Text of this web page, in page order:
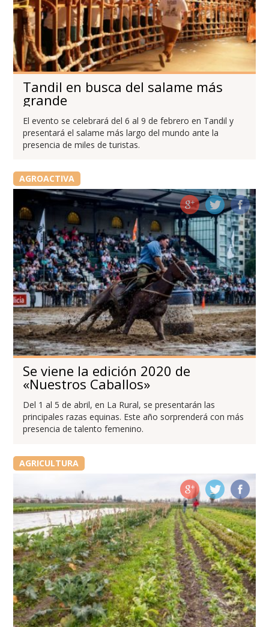
Tandil en busca del salame más
grande
El evento se celebrará del 6 al 9 de febrero en Tandil y
presentará el salame más largo del mundo ante la
presencia de miles de turistas.
AGROACTIVA
Se viene la edición 2020 de
«Nuestros Caballos»
Del 1 al 5 de abril, en La Rural, se presentarán las
principales razas equinas. Este año sorprenderá con más
presencia de talento femenino.
AGRICULTURA